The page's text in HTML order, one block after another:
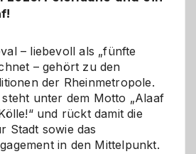
– liebevoll als „fünfte
– gehört zu den
der Rheinmetropole.
steht unter dem Motto „Alaaf
und rückt damit die
Stadt sowie das
in den Mittelpunkt.